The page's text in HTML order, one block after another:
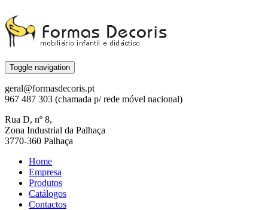
Toggle navigation
geral@formasdecoris.pt
967 487 303 (chamada p/ rede móvel nacional)
Rua D, nº 8,
Zona Industrial da Palhaça
3770-360 Palhaça
Home
Empresa
Produtos
Catálogos
Contactos